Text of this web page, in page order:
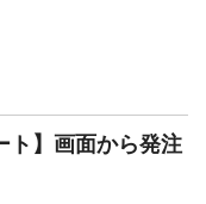
ト】画面から発注